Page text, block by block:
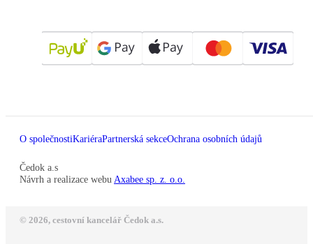
O společnostiKariéraPartnerská sekceOchrana osobních údajů
Čedok a.s
Návrh a realizace webu Axabee sp. z. o.o.
© 2026, cestovní kancelář Čedok a.s.